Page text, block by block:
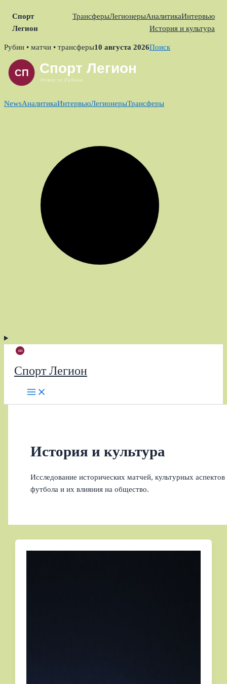
Спорт
Легион
ТрансферыЛегионерыАналитикаИнтервью
История и культура
Skip
content
Рубин • матчи • трансферы10 августа 2026Поиск
NewsАналитикаИнтервьюЛегионерыТрансферы
Спорт Легион
История и культура
Исследование исторических матчей, культурных аспектов
футбола и их влияния на общество.